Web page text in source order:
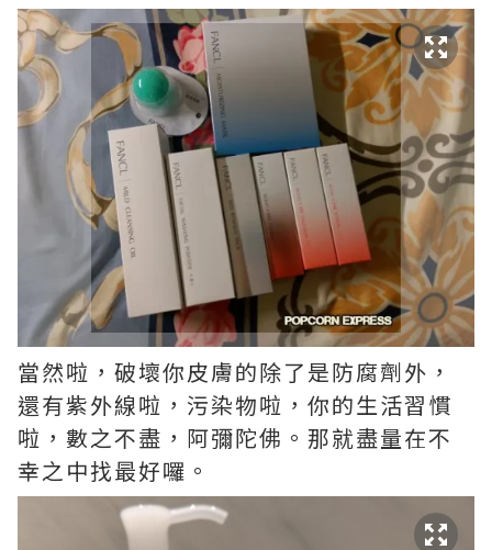
當然啦，破壞你皮膚的除了是防腐劑外，
還有紫外線啦，污染物啦，你的生活習慣
啦，數之不盡，阿彌陀佛。那就盡量在不
幸之中找最好囉。